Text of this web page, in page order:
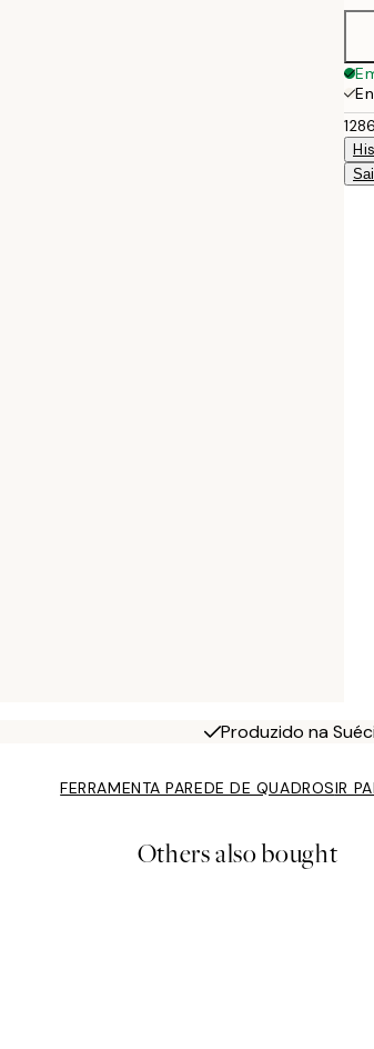
Produzido na
FERRAMENTA PAREDE DE QUADROSIR
Others also bought